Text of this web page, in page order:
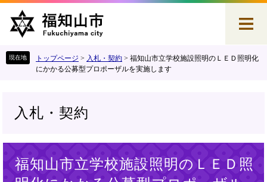
へ
トップページ > 入札・契約 > 福知山市立学校施設照明のＬＥＤ照明化
にかかる公募型プロポーザルを実施します
入札・契約
福知山市立学校施設照明のＬＥＤ照